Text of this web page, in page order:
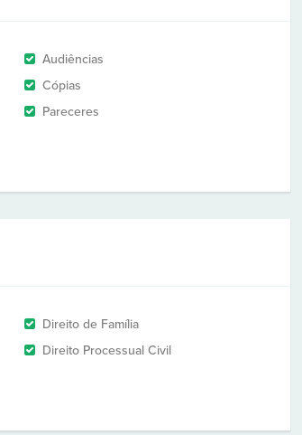
Audiências
Cópias
Pareceres
Direito de Família
Direito Processual Civil